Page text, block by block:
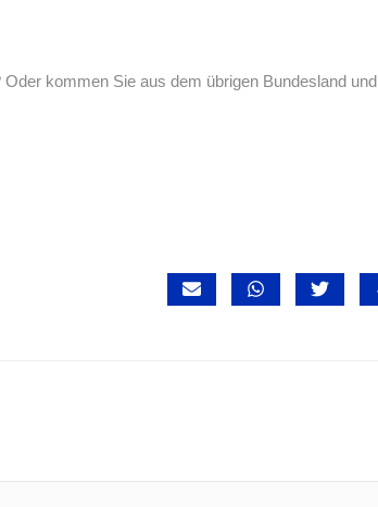
kommen Sie aus dem übrigen Bundesland und